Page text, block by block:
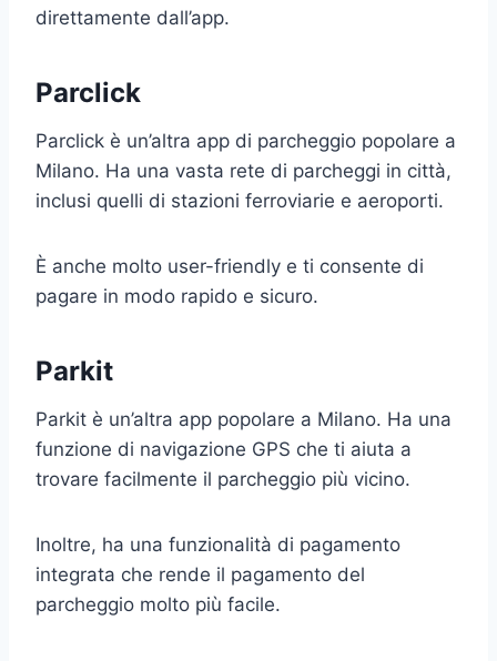
direttamente dall’app.
Parclick
Parclick è un’altra app di parcheggio popolare a
Milano. Ha una vasta rete di parcheggi in città,
inclusi quelli di stazioni ferroviarie e aeroporti.
È anche molto user-friendly e ti consente di
pagare in modo rapido e sicuro.
Parkit
Parkit è un’altra app popolare a Milano. Ha una
funzione di navigazione GPS che ti aiuta a
trovare facilmente il parcheggio più vicino.
Inoltre, ha una funzionalità di pagamento
integrata che rende il pagamento del
parcheggio molto più facile.